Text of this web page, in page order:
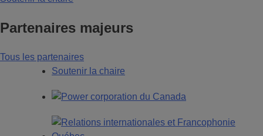
Partenaires majeurs
Tous les partenaires
Soutenir la chaire